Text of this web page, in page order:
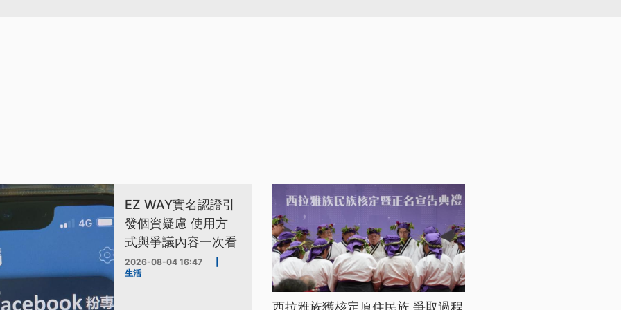
EZ WAY實名認證引
發個資疑慮 使用方
式與爭議內容一次看
2026-08-04 16:47
生活
西拉雅族獲核定原住民族 爭取過程